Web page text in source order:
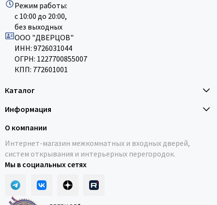
Режим работы:
с 10:00 до 20:00,
без выходных
ООО "ДВЕРЦОВ"
ИНН: 9726031044
ОГРН: 1227700855007
КПП: 772601001
Каталог
Информация
О компании
Интернет-магазин межкомнатных и входных дверей,
систем открывания и интерьерных перегородок.
Мы в социальных сетях